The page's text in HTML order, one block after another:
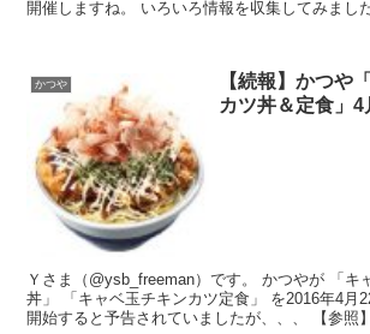
かつや
【続報】かつや
カツ丼＆定食」
Ｙさま（@ysb_freeman）です。 かつやが 「キャベ玉チキンカツ
丼」 「キャベ玉チキンカツ定食」 を2016年4月